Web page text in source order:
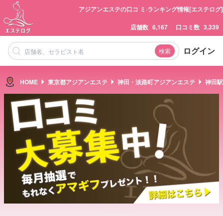
アジアンエステの口コ ミ·ランキング情報[エステログ]
店舗数 6,167 口コミ数 3,339
検索 ログイン
HOME 東京都アジアンエステ 神田・淡路町アジアンエステ 神田